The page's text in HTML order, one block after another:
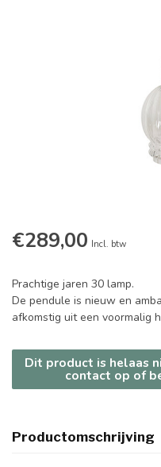
€289,00 Incl. btw
Prachtige jaren 30 lamp.
De pendule is nieuw en
afkomstig uit een voormalig
Dit product is helaas
contact op of
Productomschrijving